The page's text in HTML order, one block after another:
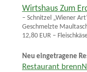
Wirtshaus Zum
– Schnitzel „Wiener
Geschmelzte
12,80 EUR –
Neu eingetragene
Restaurant